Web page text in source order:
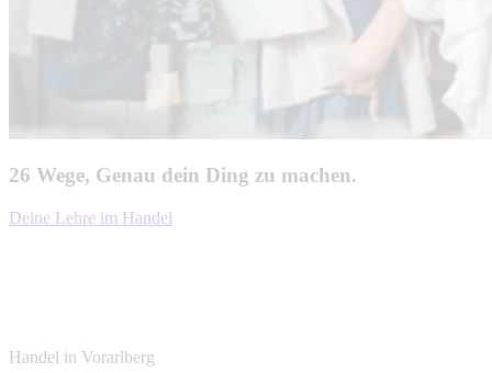
26 Wege, Genau dein Ding zu machen.
Deine Lehre im Handel
Handel in Vorarlberg